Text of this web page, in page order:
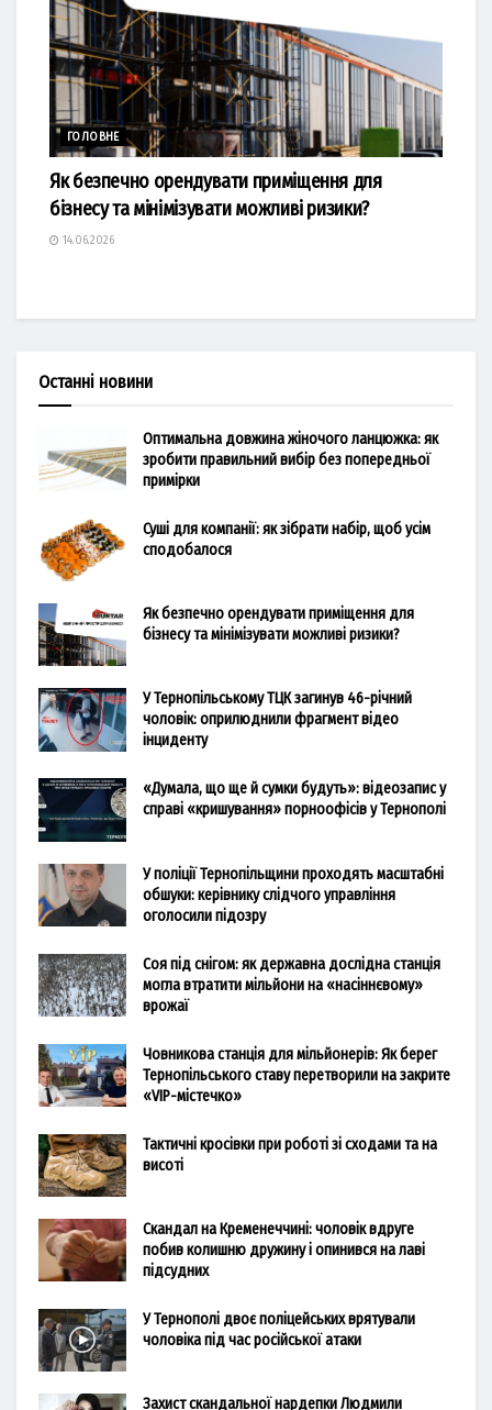
ГОЛОВНЕ
Як безпечно орендувати приміщення для
бізнесу та мінімізувати можливі ризики?
14.06.2026
Останні новини
Оптимальна довжина жіночого ланцюжка: як
зробити правильний вибір без попередньої
примірки
Суші для компанії: як зібрати набір, щоб усім
сподобалося
Як безпечно орендувати приміщення для
бізнесу та мінімізувати можливі ризики?
У Тернопільському ТЦК загинув 46-річний
чоловік: оприлюднили фрагмент відео
інциденту
«Думала, що ще й сумки будуть»: відеозапис у
справі «кришування» порноофісів у Тернополі
У поліції Тернопільщини проходять масштабні
обшуки: керівнику слідчого управління
оголосили підозру
Соя під снігом: як державна дослідна станція
могла втратити мільйони на «насіннєвому»
врожаї
Човникова станція для мільйонерів: Як берег
Тернопільського ставу перетворили на закрите
«VIP-містечко»
Тактичні кросівки при роботі зі сходами та на
висоті
Скандал на Кременеччині: чоловік вдруге
побив колишню дружину і опинився на лаві
підсудних
У Тернополі двоє поліцейських врятували
чоловіка під час російської атаки
Захист скандальної нардепки Людмили